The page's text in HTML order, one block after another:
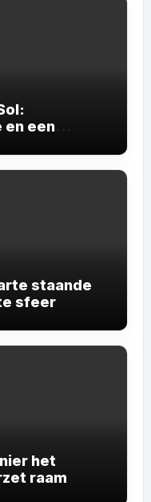
en een
staande
sfeer
het
raam